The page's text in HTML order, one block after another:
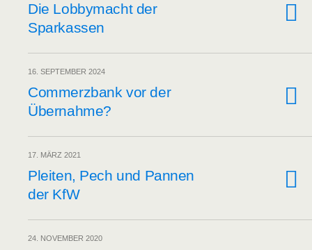
Die Lob­by­macht der
Sparkassen
16. SEPTEMBER 2024
Com­merz­bank vor der
Übernahme?
17. MÄRZ 2021
Plei­ten, Pech und Pan­nen
der KfW
24. NOVEMBER 2020